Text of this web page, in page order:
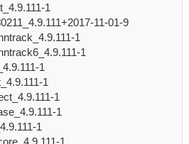
1
11-01-9
1
1
1
1
1
1
1
1